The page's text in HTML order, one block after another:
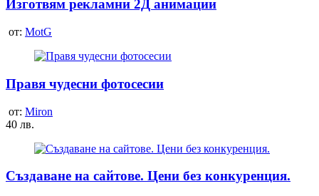
Изготвям рекламни 2Д анимации
от: MotG
Правя чудесни фотосесии
от: Miron
40 лв.
Cъздаване на сайтове. Цени без конкуренция.